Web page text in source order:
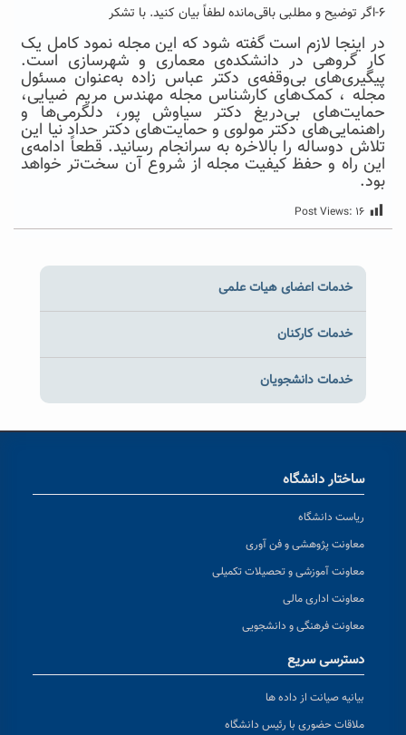
۶-اگر توضیح و مطلبی باقی‌مانده لطفاً بیان کنید. با تشکر
در اینجا لازم است گفته شود که این مجله نمود کامل یک
کار گروهی در دانشکده‌ی معماری و شهرسازی است.
پیگیری‌های بی‌وقفه‌ی دکتر عباس زاده به‌عنوان مسئول
مجله ، کمک‌های کارشناس مجله مهندس مریم ضیایی،
حمایت‌های بی‌دریغ دکتر سیاوش پور، دلگرمی‌ها و
راهنمایی‌های دکتر مولوی و حمایت‌های دکتر حداد نیا این
تلاش دوساله را بالاخره به سرانجام رسانید. قطعاً ادامه‌ی
این راه و حفظ کیفیت مجله از شروع آن سخت‌تر خواهد
بود.
Post Views: ۱۶
خدمات اعضای هیات علمی
خدمات کارکنان
خدمات دانشجویان
ساختار دانشگاه
ریاست دانشگاه
معاونت پژوهشی و فن آوری
معاونت آموزشی و تحصیلات تکمیلی
معاونت اداری مالی
معاونت فرهنگی و دانشجویی
دسترسی سریع
بیانیه صیانت از داده ها
ملاقات حضوری با رئیس دانشگاه